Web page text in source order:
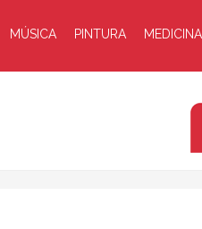
MÚSICA PINTURA MEDICINA